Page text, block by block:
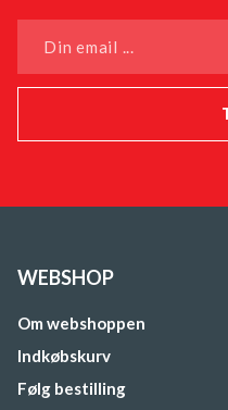
Din email ...
WEBSHOP
Om webshoppen
Indkøbskurv
Følg bestilling